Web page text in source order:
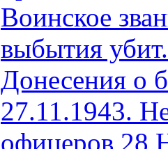
Воинское
выбытия убит.
Донесения о
27.11.1943.
офицеров 28